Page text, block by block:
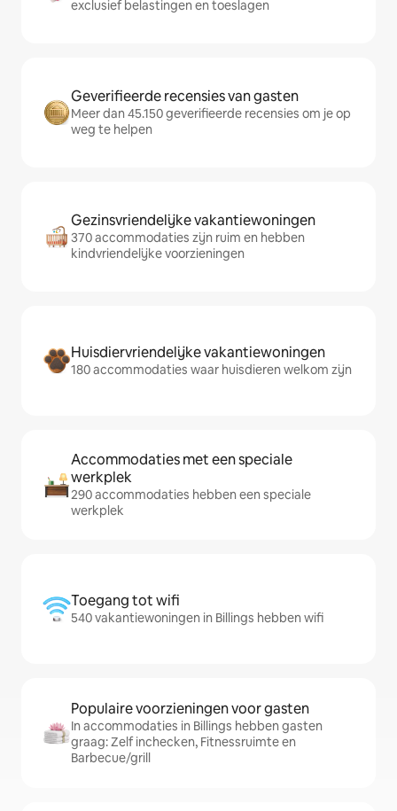
exclusief belastingen en toeslagen
Geverifieerde recensies van gasten
Meer dan 45.150 geverifieerde recensies om je op
weg te helpen
Gezinsvriendelijke vakantiewoningen
370 accommodaties zijn ruim en hebben
kindvriendelijke voorzieningen
Huisdiervriendelijke vakantiewoningen
180 accommodaties waar huisdieren welkom zijn
Accommodaties met een speciale
werkplek
290 accommodaties hebben een speciale
werkplek
Toegang tot wifi
540 vakantiewoningen in Billings hebben wifi
Populaire voorzieningen voor gasten
In accommodaties in Billings hebben gasten
graag: Zelf inchecken, Fitnessruimte en
Barbecue/grill